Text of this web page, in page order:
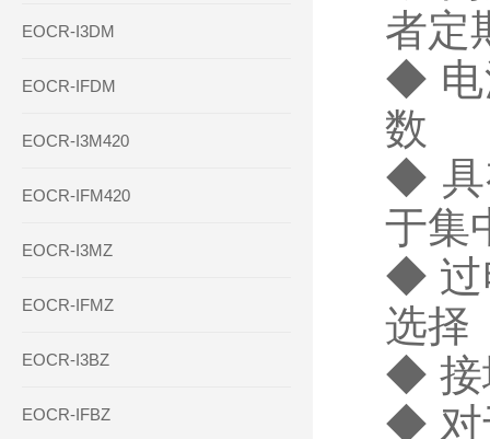
EOCR-I3DM
EOCR-IFDM
EOCR-I3M420
EOCR-IFM420
EOCR-I3MZ
EOCR-IFMZ
EOCR-I3BZ
EOCR-IFBZ
者定
◆ 电
数
◆ 具
于集
◆ 过
选择
◆ 接
◆ 对